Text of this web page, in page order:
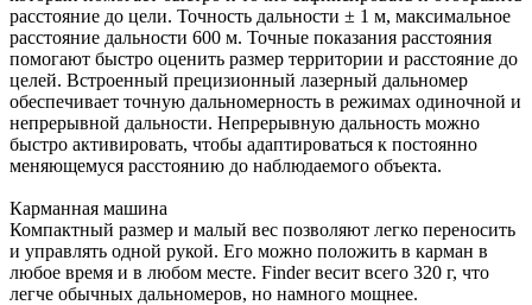
расстояние до цели. Точность дальности ± 1 м, максимальное
расстояние дальности 600 м. Точные показания расстояния
помогают быстро оценить размер территории и расстояние до
целей. Встроенный прецизионный лазерный дальномер
обеспечивает точную дальномерность в режимах одиночной и
непрерывной дальности. Непрерывную дальность можно
быстро активировать, чтобы адаптироваться к постоянно
меняющемуся расстоянию до наблюдаемого объекта.
Карманная машина
Компактный размер и малый вес позволяют легко переносить
и управлять одной рукой. Его можно положить в карман в
любое время и в любом месте. Finder весит всего 320 г, что
легче обычных дальномеров, но намного мощнее.